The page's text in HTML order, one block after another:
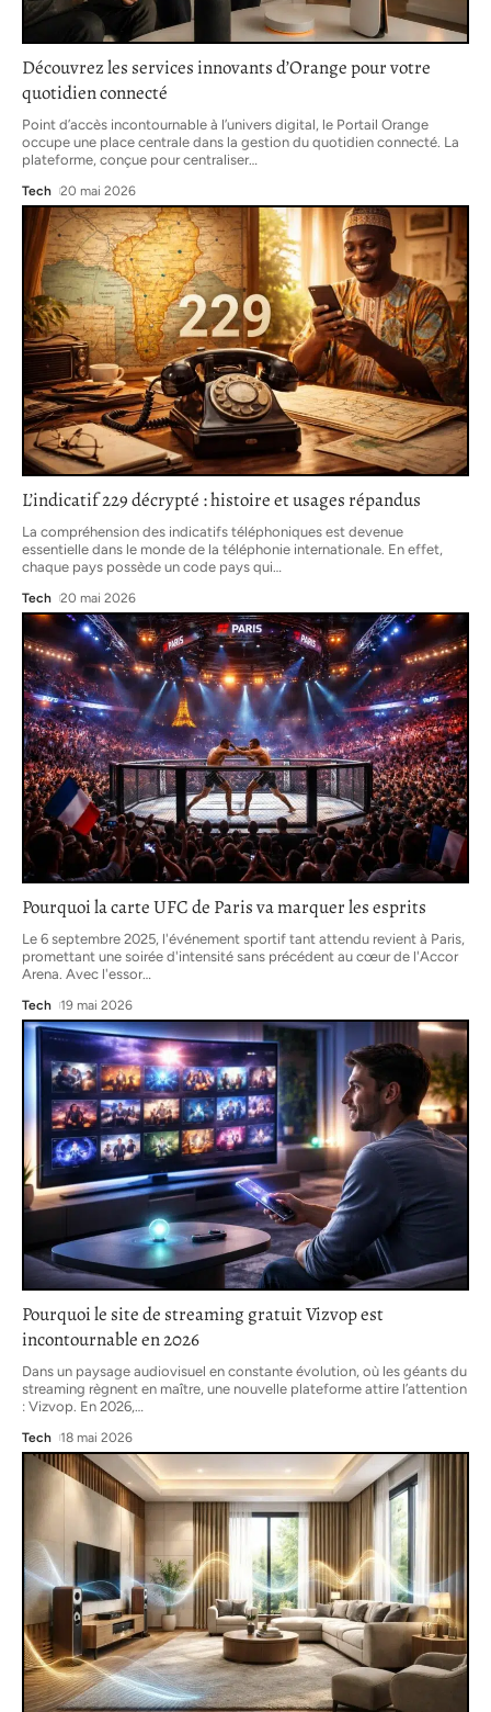
Découvrez les services innovants d’Orange pour votre
quotidien connecté
Point d’accès incontournable à l’univers digital, le Portail Orange
occupe une place centrale dans la gestion du quotidien connecté. La
plateforme, conçue pour centraliser…
Tech 20 mai 2026
L’indicatif 229 décrypté : histoire et usages répandus
La compréhension des indicatifs téléphoniques est devenue
essentielle dans le monde de la téléphonie internationale. En effet,
chaque pays possède un code pays qui…
Tech 20 mai 2026
Pourquoi la carte UFC de Paris va marquer les esprits
Le 6 septembre 2025, l'événement sportif tant attendu revient à Paris,
promettant une soirée d'intensité sans précédent au cœur de l'Accor
Arena. Avec l'essor
Tech 19 mai 2026
Pourquoi le site de streaming gratuit Vizvop est
incontournable en 2026
Dans un paysage audiovisuel en constante évolution, où les géants du
streaming règnent en maître, une nouvelle plateforme attire l’attention
: Vizvop. En 2026,
Tech 18 mai 2026